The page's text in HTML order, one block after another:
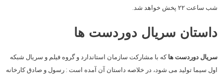
شب ساعت ۲۲ پخش خواهد شد.
داستان سریال دوردست ها
سریال دوردست هاکه با مشارکت سازمان استاندارد و گروه فیلم و سریال شبکه
اول سیما تولید می شود، در خلاصه داستان آن آمده است : رسول و صادق کارخانه